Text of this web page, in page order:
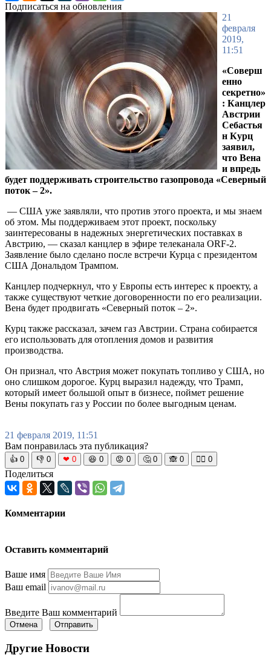
Подписаться на обновления
21
февраля
2019,
11:51
«Соверш
енно
секретно»
: Канцлер
Австрии
Себастья
н Курц
заявил,
что Вена
и впредь
будет поддерживать строительство газопровода «Северный
поток – 2».
— США уже заявляли, что против этого проекта, и мы знаем
об этом. Мы поддерживаем этот проект, поскольку
заинтересованы в надежных энергетических поставках в
Австрию, — сказал канцлер в эфире телеканала ORF-2.
Заявление было сделано после встречи Курца с президентом
США Дональдом Трампом.
Канцлер подчеркнул, что у Европы есть интерес к проекту, а
также существуют четкие договоренности по его реализации.
Вена будет продвигать «Северный поток – 2».
Курц также рассказал, зачем газ Австрии. Страна собирается
его использовать для отопления домов и развития
производства.
Он признал, что Австрия может покупать топливо у США, но
оно слишком дорогое. Курц выразил надежду, что Трамп,
который имеет большой опыт в бизнесе, поймет решение
Вены покупать газ у России по более выгодным ценам.
21 февраля 2019, 11:51
Вам понравилась эта публикация?
👍 0 👎 0 ❤ 0 😆 0 😡 0 🤔 0 🙈 0 🧘‍♀️ 0
Поделиться
Комментарии
Оставить комментарий
Ваше имя
Ваш email
Введите Ваш комментарий
Отмена Отправить
Другие Новости